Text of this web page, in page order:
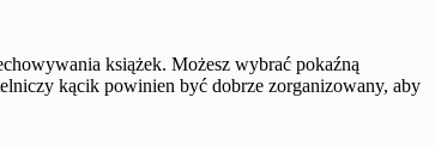
książek. Możesz wybrać pokaźną
kącik powinien być dobrze zorganizowany, aby